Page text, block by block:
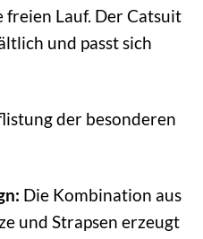
freien Lauf. Der Catsuit
und passt sich
der besonderen
Die Kombination aus
und Strapsen erzeugt